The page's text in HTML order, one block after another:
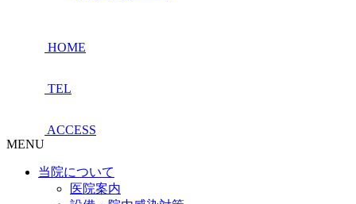
HOME
TEL
ACCESS
MENU
当院について
医院案内